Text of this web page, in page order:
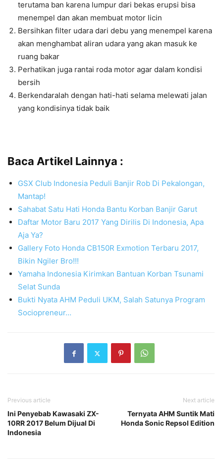
terutama ban karena lumpur dari bekas erupsi bisa
menempel dan akan membuat motor licin
Bersihkan filter udara dari debu yang menempel karena
akan menghambat aliran udara yang akan masuk ke
ruang bakar
Perhatikan juga rantai roda motor agar dalam kondisi
bersih
Berkendaralah dengan hati-hati selama melewati jalan
yang kondisinya tidak baik
Baca Artikel Lainnya :
GSX Club Indonesia Peduli Banjir Rob Di Pekalongan,
Mantap!
Sahabat Satu Hati Honda Bantu Korban Banjir Garut
Daftar Motor Baru 2017 Yang Dirilis Di Indonesia, Apa
Aja Ya?
Gallery Foto Honda CB150R Exmotion Terbaru 2017,
Bikin Ngiler Bro!!!
Yamaha Indonesia Kirimkan Bantuan Korban Tsunami
Selat Sunda
Bukti Nyata AHM Peduli UKM, Salah Satunya Program
Sociopreneur…
Previous article
Ini Penyebab Kawasaki ZX-
10RR 2017 Belum Dijual Di
Indonesia
Next article
Ternyata AHM Suntik Mati
Honda Sonic Repsol Edition